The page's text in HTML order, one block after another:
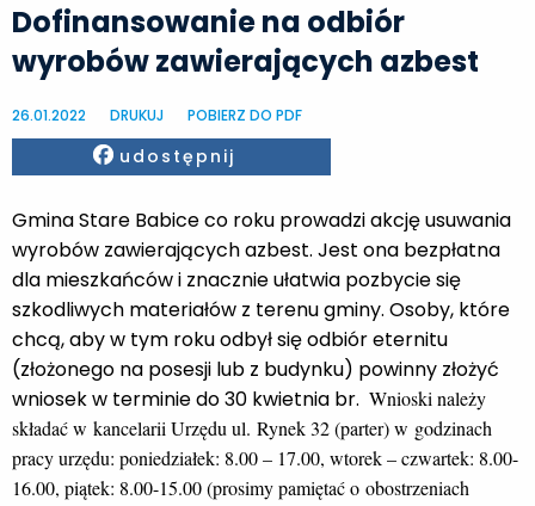
Dofinansowanie na odbiór
wyrobów zawierających azbest
26.01.2022 DRUKUJ POBIERZ DO PDF
Facebook
udostępnij
Gmina Stare Babice co roku prowadzi akcję usuwania
wyrobów zawierających azbest. Jest ona bezpłatna
dla mieszkańców i znacznie ułatwia pozbycie się
szkodliwych materiałów z terenu gminy. Osoby, które
chcą, aby w tym roku odbył się odbiór eternitu
(złożonego na posesji lub z budynku) powinny złożyć
wniosek w terminie do 30 kwietnia br. Wnioski należy
składać w kancelarii Urzędu ul. Rynek 32 (parter) w godzinach
pracy urzędu: poniedziałek: 8.00 – 17.00, wtorek – czwartek: 8.00-
16.00, piątek: 8.00-15.00 (prosimy pamiętać o obostrzeniach